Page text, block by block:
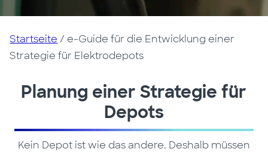
Startseite / e-Guide für die Entwicklung einer
Strategie für Elektrodepots
Planung einer Strategie für
Depots
Kein Depot ist wie das andere. Deshalb müssen